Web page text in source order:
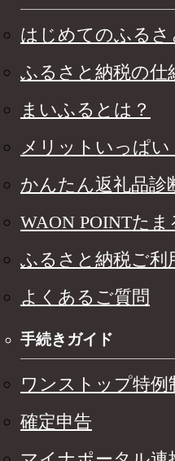
はじめてのふるさ
ふるさと納税の仕
まいふるとは？
メリットいっぱ
かんたん返礼品診
WAON POINTた
ふるさと納税ご利
よくあるご質問
手続きガイド
ワンストップ特例
確定申告